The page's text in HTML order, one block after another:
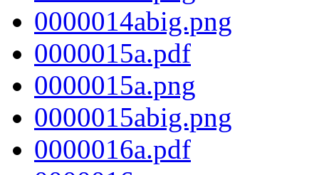
0000014abig.png
0000015a.pdf
0000015a.png
0000015abig.png
0000016a.pdf